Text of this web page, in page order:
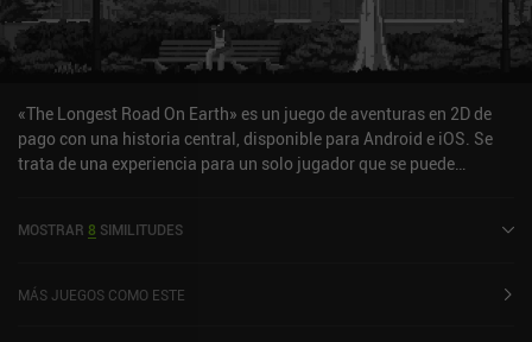
«The Longest Road On Earth» es un juego de aventuras en 2D de
pago con una historia central, disponible para Android e iOS. Se
trata de una experiencia para un solo jugador que se puede
3,7 sobre 5,0 en Google Play y de 3,1 sobre 5,0 en la App Store de
MOSTRAR 8 SIMILITUDES
MÁS JUEGOS COMO ESTE